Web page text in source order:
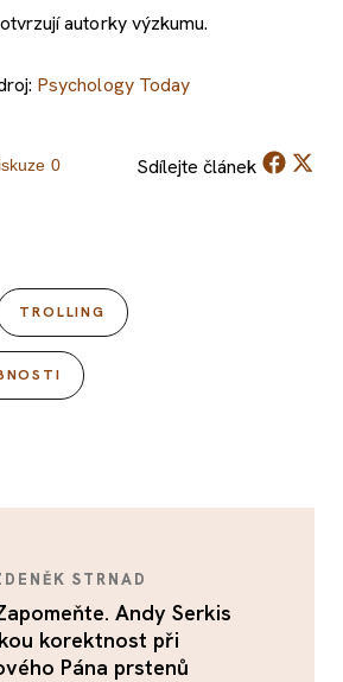
autorky výzkumu.
Psychology Today
0 Sdílejte článek
TROLLING
STRNAD
Andy Serkis
korektnost při
Pána prstenů